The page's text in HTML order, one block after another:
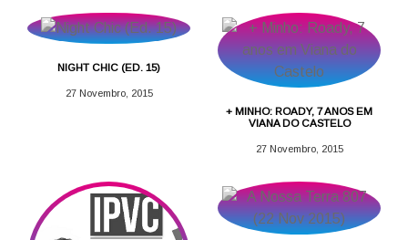
NIGHT CHIC (ED. 15)
27 Novembro, 2015
+ MINHO: ROADY, 7 ANOS EM
VIANA DO CASTELO
27 Novembro, 2015